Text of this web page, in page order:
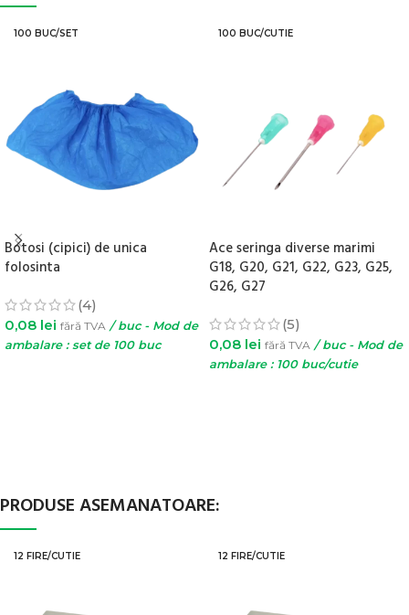
100 BUC/SET
Botosi (cipici) de unica
folosinta
(4)
0,08 lei fără TVA / buc - Mod de
ambalare : set de 100 buc
100 BUC/CUTIE
Ace seringa diverse marimi
G18, G20, G21, G22, G23, G25,
G26, G27
(5)
0,08 lei fără TVA / buc - Mod de
ambalare : 100 buc/cutie
PRODUSE ASEMANATOARE:
12 FIRE/CUTIE 12 FIRE/CUTIE